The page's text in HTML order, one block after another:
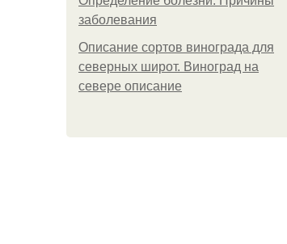
заболевания
Описание сортов винограда для
северных широт. Виноград на
севере описание